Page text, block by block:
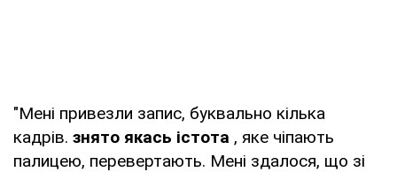
"Мені привезли запис, буквально кілька
кадрів. знято якась істота , яке чіпають
палицею, перевертають. Мені здалося, що зі